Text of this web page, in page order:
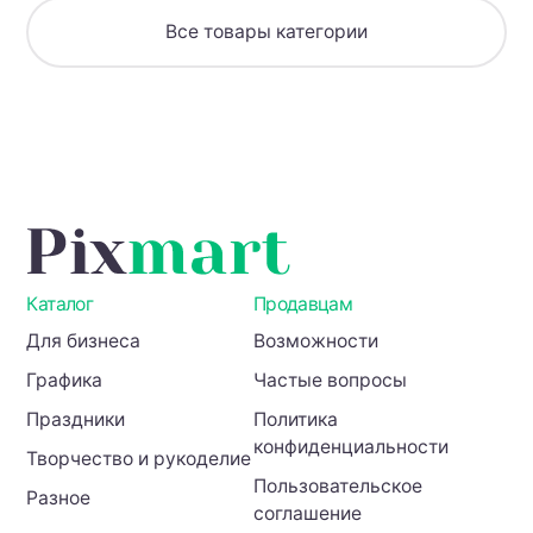
домиком
Все товары категории
Каталог
Для бизнеса
Графика
Праздники
Творчество и рукоделие
Разное
Продавцам
Возможности
Частые вопросы
Политика
конфиденциальности
Пользовательское
соглашение